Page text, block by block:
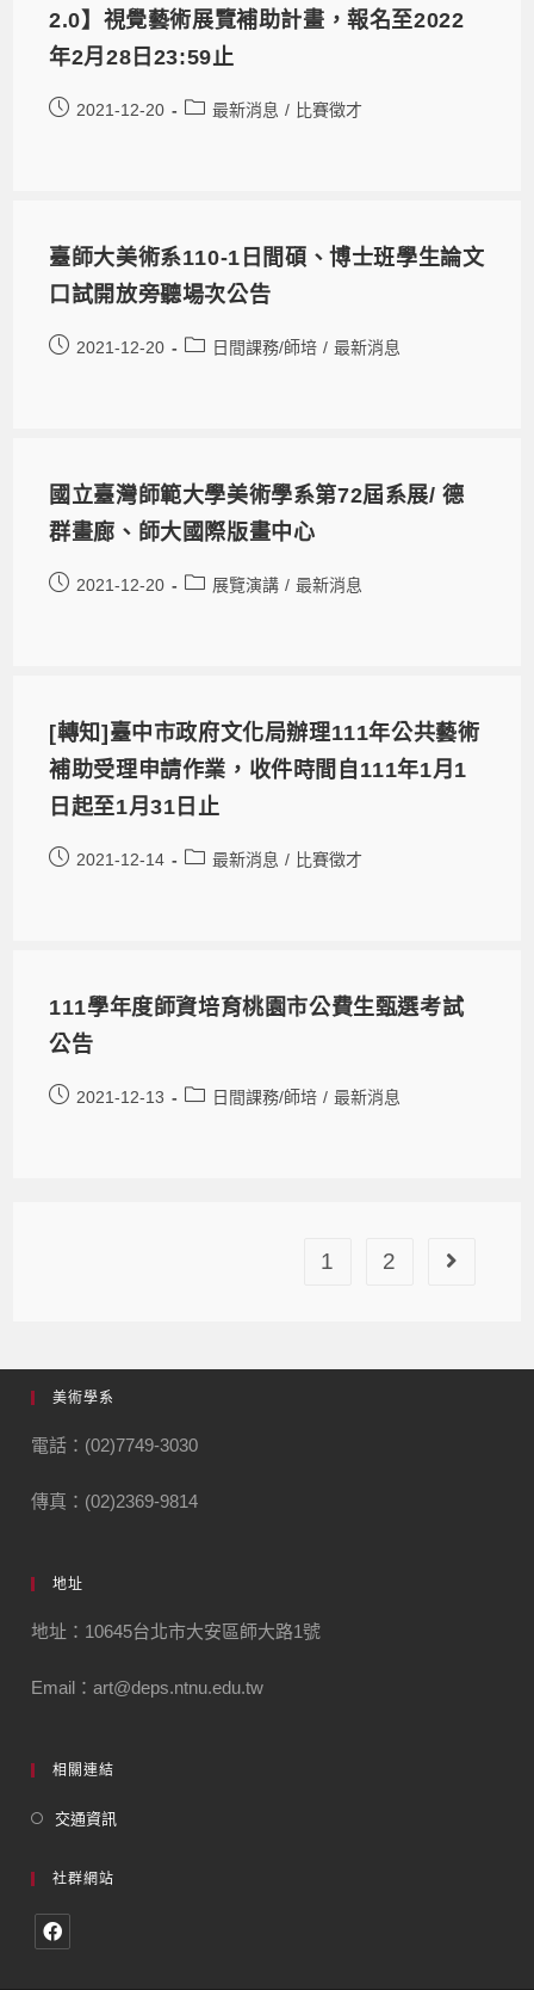
2.0】視覺藝術展覽補助計畫，報名至2022
年2月28日23:59止
2021-12-20 最新消息 / 比賽徵才
臺師大美術系110-1日間碩、博士班學生論文
口試開放旁聽場次公告
2021-12-20 日間課務/師培 / 最新消息
國立臺灣師範大學美術學系第72屆系展/ 德
群畫廊、師大國際版畫中心
2021-12-20 展覽演講 / 最新消息
[轉知]臺中市政府文化局辦理111年公共藝術
補助受理申請作業，收件時間自111年1月1
日起至1月31日止
2021-12-14 最新消息 / 比賽徵才
111學年度師資培育桃園市公費生甄選考試
公告
2021-12-13 日間課務/師培 / 最新消息
1 2
美術學系
電話：(02)7749-3030
傳真：(02)2369-9814
地址
地址：10645台北市大安區師大路1號
Email：art@deps.ntnu.edu.tw
相關連結
交通資訊
社群網站